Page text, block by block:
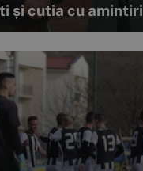
și cutia cu amintiri